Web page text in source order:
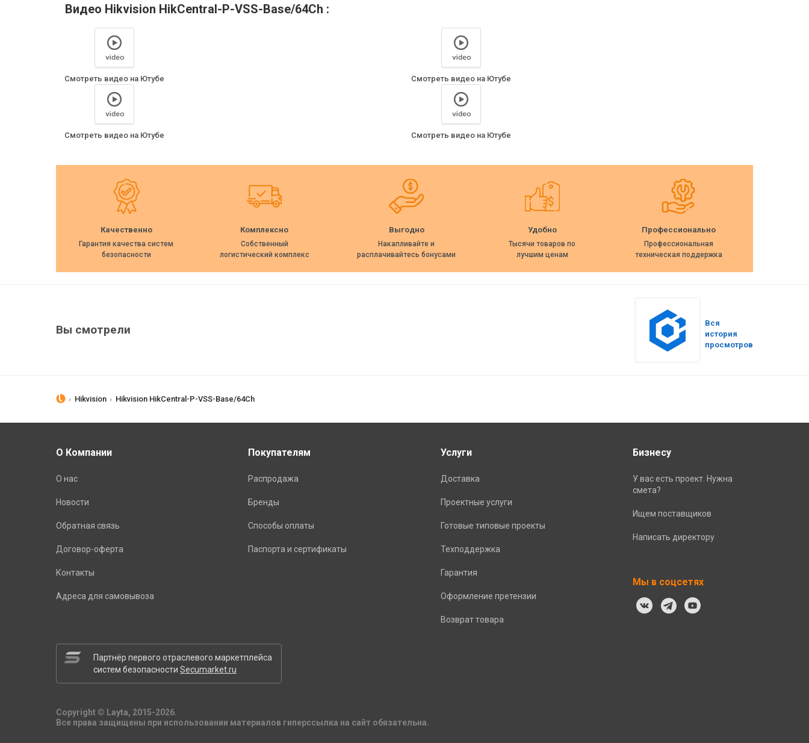
Видео Hikvision HikCentral-P-VSS-Base/64Ch :
Смотреть видео на Ютубе Смотреть видео на Ютубе
Смотреть видео на Ютубе Смотреть видео на Ютубе
Качественно
Гарантия качества систем
безопасности
Комплексно
Собственный
логистический комплекс
Выгодно
Накапливайте и
расплачивайтесь бонусами
Удобно
Тысячи товаров по
лучшим ценам
Профессионально
Профессиональная
техническая поддержка
Вы смотрели
Вся
история
просмотров
Hikvision Hikvision HikCentral-P-VSS-Base/64Ch
О Компании
О нас
Новости
Обратная связь
Договор-оферта
Контакты
Адреса для самовывоза
Покупателям
Распродажа
Бренды
Способы оплаты
Паспорта и сертификаты
Услуги
Доставка
Проектные услуги
Готовые типовые проекты
Техподдержка
Гарантия
Оформление претензии
Возврат товара
Бизнесу
У вас есть проект. Нужна
смета?
Ищем поставщиков
Написать директору
Мы в соцсетях
Партнёр первого отраслевого маркетплейса
систем безопасности Secumarket.ru
Copyright © Layta, 2015-2026.
Все права защищены при использовании материалов гиперссылка на сайт обязательна.